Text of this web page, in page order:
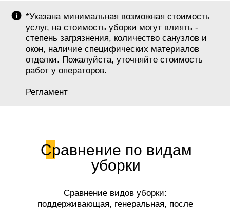
*Указана минимальная возможная стоимость
услуг, на стоимость уборки могут влиять -
степень загрязнения, количество санузлов и
окон, наличие специфических материалов
отделки. Пожалуйста, уточняйте стоимость
работ у операторов.
Регламент
Сравнение по видам
уборки
Сравнение видов уборки:
поддерживающая, генеральная, после